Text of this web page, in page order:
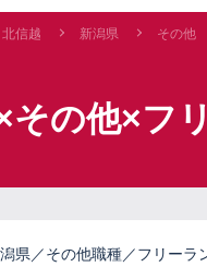
北信越 新潟県 その他
×その他×フ
県／その他職種／フリーラ